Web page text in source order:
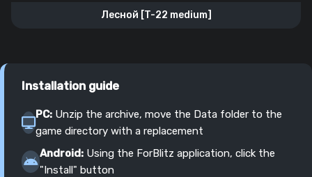
Лесной [T-22 medium]
Installation guide
PC: Unzip the archive, move the Data folder to the
game directory with a replacement
Android: Using the ForBlitz application, click the
"Install" button